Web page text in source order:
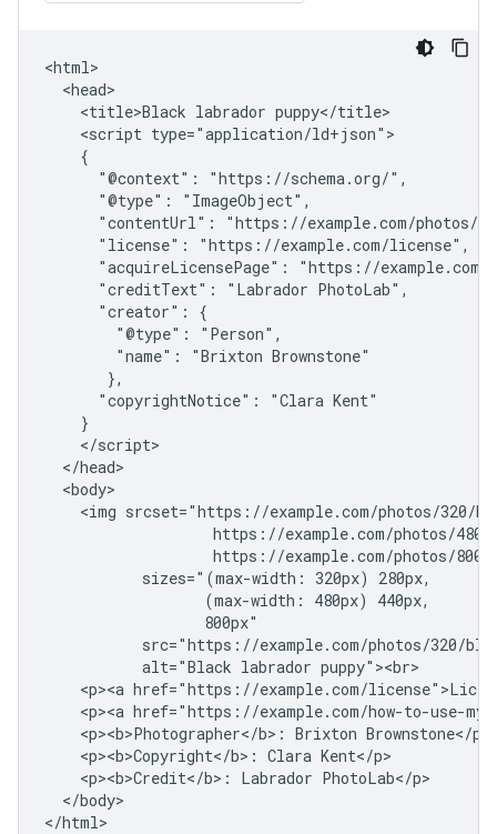
<html>
  <head>
    <title>Black labrador puppy</title>
    <script type="application/ld+json">
    {
      "@context": "https://schema.org/",
      "@type": "ImageObject",
"contentUrl": "https://example.com/photos/
      "license": "https://example.com/license",
"acquireLicensePage": "https://example.com/
      "creditText": "Labrador PhotoLab",
      "creator": {
        "@type": "Person",
        "name": "Brixton Brownstone"
       },
      "copyrightNotice": "Clara Kent"
    }
    </script>
  </head>
  <body>
<img srcset="https://example.com/photos/320/
https://example.com/photos/
https://example.com/photos/
           sizes="(max-width: 320px) 280px,
                  (max-width: 480px) 440px,
                  800px"
src="https://example.com/photos/320/
           alt="Black labrador puppy"><br>
<p><a href="https://example.com/
<p><a href="https://example.com/how-to-use-
    <p><b>Photographer</b>: Brixton Brownstone</p>
    <p><b>Copyright</b>: Clara Kent</p>
    <p><b>Credit</b>: Labrador PhotoLab</p>
  </body>
</html>